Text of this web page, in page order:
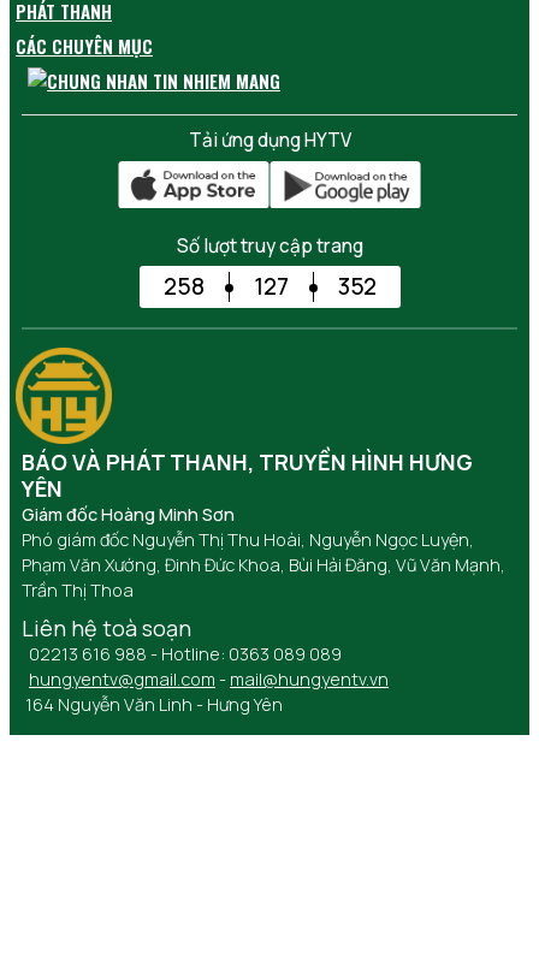
PHÁT THANH
CÁC CHUYÊN MỤC
Tải ứng dụng HYTV
Số lượt truy cập trang
258 127 352
BÁO VÀ PHÁT THANH, TRUYỀN HÌNH HƯNG
YÊN
Giám đốc Hoàng Minh Sơn
Phó giám đốc Nguyễn Thị Thu Hoài, Nguyễn Ngọc Luyện,
Phạm Văn Xướng, Đinh Đức Khoa, Bùi Hải Đăng, Vũ Văn Mạnh,
Trần Thị Thoa
Liên hệ toà soạn
02213 616 988 - Hotline: 0363 089 089
hungyentv@gmail.com - mail@hungyentv.vn
164 Nguyễn Văn Linh - Hưng Yên